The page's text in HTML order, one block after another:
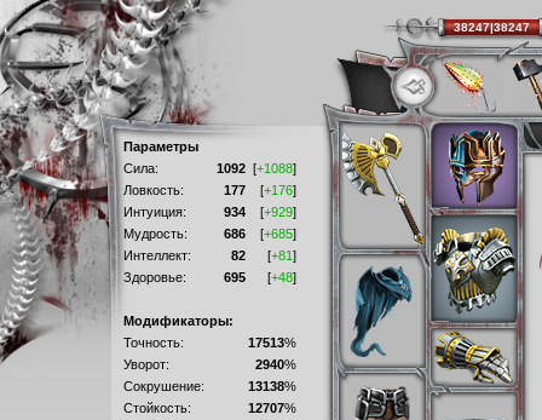
Параметры
Сила:
1092 [+1088]
Ловкость:
177 [+176]
Интуиция:
934 [+929]
Мудрость:
686 [+685]
Интеллект:
82 [+81]
Здоровье:
695 [+48]
Модификаторы:
Точность:
17513%
Уворот:
2940%
Сокрушение:
13138%
Стойкость:
12707%
38247|38247